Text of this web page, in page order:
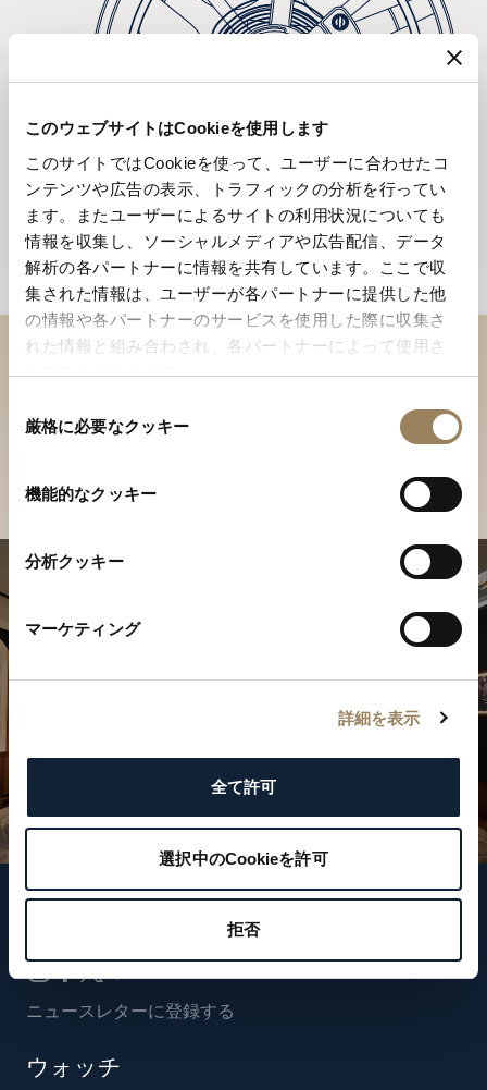
このウェブサイトはCookieを使用します
このサイトではCookieを使って、ユーザーに合わせたコ
ンテンツや広告の表示、トラフィックの分析を行ってい
ます。またユーザーによるサイトの利用状況についても
情報を収集し、ソーシャルメディアや広告配信、データ
解析の各パートナーに情報を共有しています。ここで収
集された情報は、ユーザーが各パートナーに提供した他
の情報や各パートナーのサービスを使用した際に収集さ
れた情報と組み合わされ、各パートナーによって使用さ
れることがあります。
厳格に必要なクッキー
機能的なクッキー
分析クッキー
マーケティング
詳細を表示
全て許可
選択中のCookieを許可
拒否
ブティックでコレクションを
ご覧ください
ニュースレターに登録する
ウォッチ